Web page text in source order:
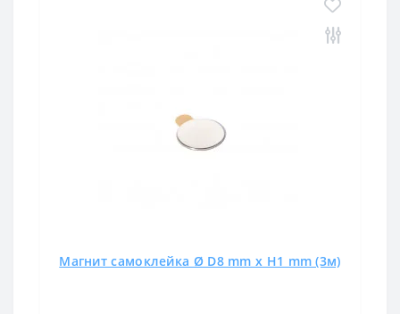
Магнит самоклейка Ø D8 mm х H1 mm (3м)